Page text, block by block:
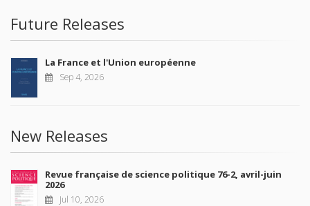
Future Releases
La France et l'Union européenne
Sep 4, 2026
New Releases
Revue française de science politique 76-2, avril-juin
2026
Jul 10, 2026